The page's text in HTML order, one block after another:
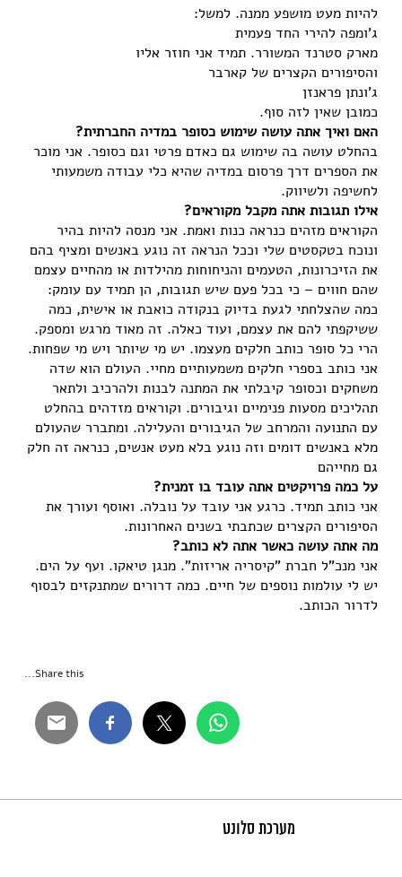
להיות מעט מושפע ממנה. למשל:
ג'ומפה להירי החד פעמית
מארק סטרנד המשורר. תמיד אני חוזר אליו
והסיפורים הקצרים של קארבר
ג'ונתן פראנזן
כמובן שאין לזה סוף.
האם ואיך אתה עושה שימוש כסופר במדיה החברתית?
בהחלט עושה בה שימוש גם כאדם פרטי וגם כסופר. אני מוכר
את הספרים דרך פרסום במדיה שהיא כלי עבודה משמעותי
לחשיפה ולשיווק.
אילו תגובות אתה מקבל מקוראים?
הקוראים מזהים כנראה כנות ואמת. אני מנסה להיות בהיר
ונוכח בטקסטים שלי וככל הנראה זה נוגע באנשים ומציף בהם
את הזיכרונות, הטעמים והניחוחות מהילדות או מהחיים עצמם
שהם חווים – כי בכל פעם שיש תגובות, הן תמיד עם עומק:
כמה שהצלחתי לגעת בדיוק בנקודה כואבת או אישית, כמה
ששיקפתי להם את עצמם, ועוד כאלה. זה מאוד מרגש ומספק.
הרי כל סופר כותב חלקים מעצמו. יש מי שיותר ויש מי שפחות.
אני כותב בספרי חלקים משמעותיים מחיי. העולם הוא שדה
משחקים וכסופר קיבלתי את המתנה לבנות ולהרכיב ולתאר
תהליכים מסעות פנימיים וגיבורים. וקוראים מזדהים בהחלט
עם התנועה והמרחב של הגיבורים והעלילה. ומתברר שהעולם
מלא באנשים דומים וזה נוגע בלא מעט אנשים, כנראה זה חלק
גם מחייהם
על כמה פרויקטים אתה עובד בו זמנית?
אני כותב תמיד. כרגע אני עובד על נובלה. ואוסף ועורך את
הסיפורים הקצרים שכתבתי בשנים האחרונות.
מה אתה עושה כאשר אתה לא כותב?
אני מנכ"ל חברת "קיסריה אריזות". מנגן טיאקו. ועף על הים.
יש לי עולמות נוספים של חיים. כמה דרורים שמתנקזים לבסוף
לדרור הכותב.
Share this...
מערכת סלונט